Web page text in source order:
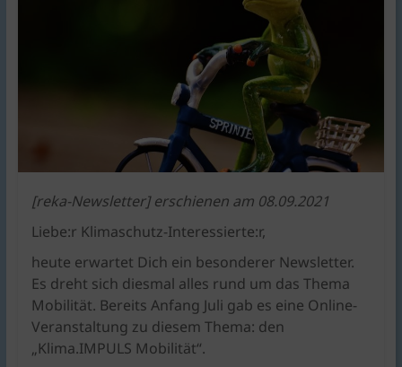
Energie,
Mobilität,
Ernährung,
Konsum.
[reka-Newsletter] erschienen am 08.09.2021
Liebe:r Klimaschutz-Interessierte:r,
heute erwartet Dich ein besonderer Newsletter.
Es dreht sich diesmal alles rund um das Thema
Mobilität. Bereits Anfang Juli gab es eine Online-
Veranstaltung zu diesem Thema: den
„Klima.IMPULS Mobilität“.